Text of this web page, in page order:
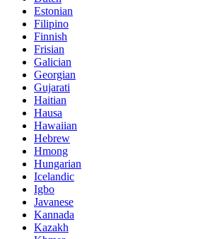
Estonian
Filipino
Finnish
Frisian
Galician
Georgian
Gujarati
Haitian
Hausa
Hawaiian
Hebrew
Hmong
Hungarian
Icelandic
Igbo
Javanese
Kannada
Kazakh